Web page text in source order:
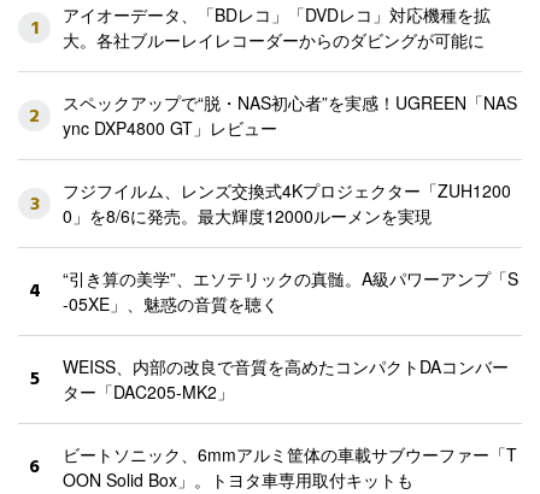
1
アイオーデータ、「BDレコ」「DVDレコ」対応機種を拡
大。各社ブルーレイレコーダーからのダビングが可能に
2
スペックアップで“脱・NAS初心者”を実感！UGREEN「NAS
ync DXP4800 GT」レビュー
3
フジフイルム、レンズ交換式4Kプロジェクター「ZUH1200
0」を8/6に発売。最大輝度12000ルーメンを実現
4
“引き算の美学”、エソテリックの真髄。A級パワーアンプ「S
-05XE」、魅惑の音質を聴く
5
WEISS、内部の改良で音質を高めたコンパクトDAコンバー
ター「DAC205-MK2」
6
ビートソニック、6mmアルミ筐体の車載サブウーファー「T
OON Solid Box」。トヨタ車専用取付キットも